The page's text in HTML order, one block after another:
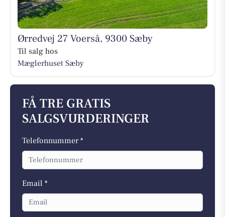
Ørredvej 27 Voerså, 9300 Sæby
Til salg hos
Mæglerhuset Sæby
FÅ TRE GRATIS
SALGSVURDERINGER
Telefonnummer *
Email *